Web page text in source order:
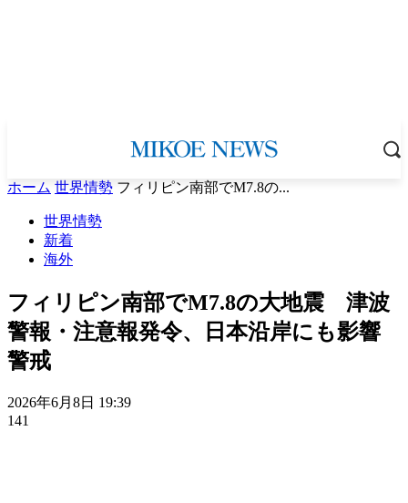
ホーム 世界情勢 フィリピン南部でM7.8の...
世界情勢
新着
海外
フィリピン南部でM7.8の大地震 津波
警報・注意報発令、日本沿岸にも影響
警戒
2026年6月8日 19:39
141